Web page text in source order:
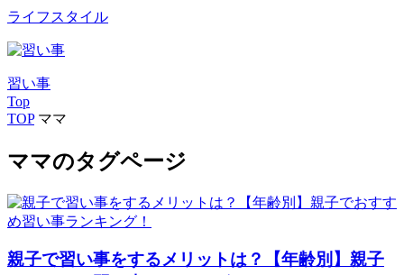
ライフスタイル
習い事
Top
TOP ママ
ママのタグページ
親子で習い事をするメリットは？【年齢別】親子